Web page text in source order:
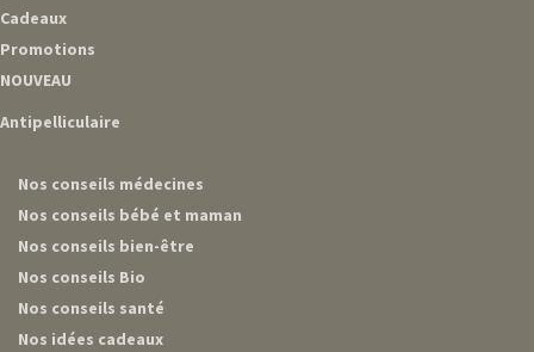
Cadeaux
Promotions
NOUVEAU
Antipelliculaire
Nos conseils médecines
Nos conseils bébé et maman
Nos conseils bien-être
Nos conseils Bio
Nos conseils santé
Nos idées cadeaux